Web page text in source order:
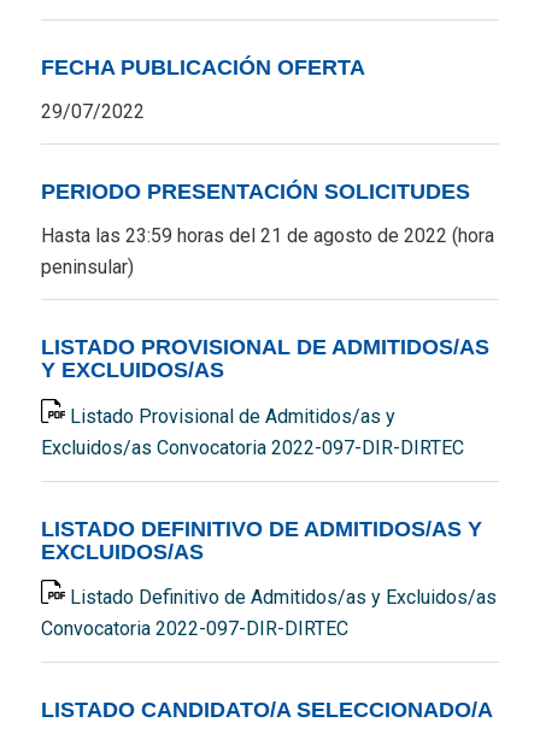
FECHA PUBLICACIÓN OFERTA
29/07/2022
PERIODO PRESENTACIÓN SOLICITUDES
Hasta las 23:59 horas del 21 de agosto de 2022 (hora
peninsular)
LISTADO PROVISIONAL DE ADMITIDOS/AS
Y EXCLUIDOS/AS
Listado Provisional de Admitidos/as y
Excluidos/as Convocatoria 2022-097-DIR-DIRTEC
LISTADO DEFINITIVO DE ADMITIDOS/AS Y
EXCLUIDOS/AS
Listado Definitivo de Admitidos/as y Excluidos/as
Convocatoria 2022-097-DIR-DIRTEC
LISTADO CANDIDATO/A SELECCIONADO/A